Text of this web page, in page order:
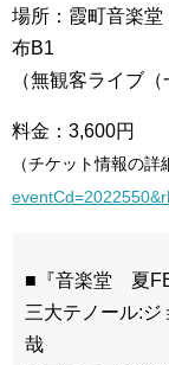
場所：霞町音楽
布B1
（無観客ライブ
料金：3,600円
（チケット情報の詳
■『音楽堂 夏
三大テノール:
哉